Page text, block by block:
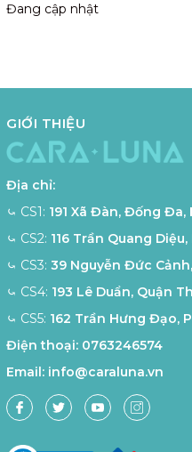
Đang cập nhật
GIỚI THIỆU
Địa chỉ:
⤿ CS1: 191 Xã Đàn, Đống Đa,
⤿ CS2: 116 Trần Quang Diệu,
⤿ CS3: 39 Nguyễn Đức
⤿ CS4: 193 Lê Duẩn, Quận
⤿ CS5: 162 Trần Hưng Đạo,
Điện thoại: 0763246574
Email: info@caraluna.vn